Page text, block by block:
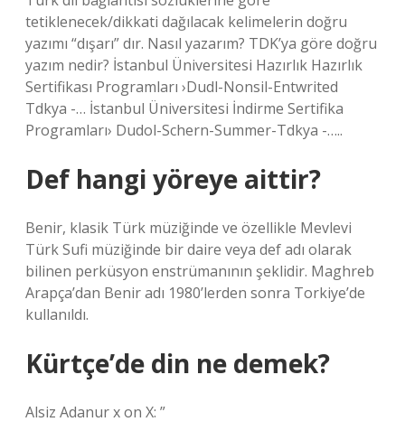
tetiklenecek/dikkati dağılacak kelimelerin doğru
yazımı “dışarı” dır. Nasıl yazarım? TDK’ya göre doğru
yazım nedir? İstanbul Üniversitesi Hazırlık Hazırlık
Sertifikası Programları ›Dudl-Nonsil-Entwrited
Tdkya -… İstanbul Üniversitesi İndirme Sertifika
Programları› Dudol-Schern-Summer-Tdkya -…..
Def hangi yöreye aittir?
Benir, klasik Türk müziğinde ve özellikle Mevlevi
Türk Sufi müziğinde bir daire veya def adı olarak
bilinen perküsyon enstrümanının şeklidir. Maghreb
Arapça’dan Benir adı 1980’lerden sonra Torkiye’de
kullanıldı.
Kürtçe’de din ne demek?
Alsiz Adanur x on X: ”